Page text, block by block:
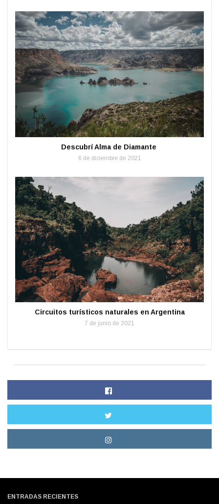
Descubrí Alma de Diamante
6 de diciembre de 2021
Circuitos turísticos naturales en Argentina
7 de junio de 2021
ENTRADAS RECIENTES